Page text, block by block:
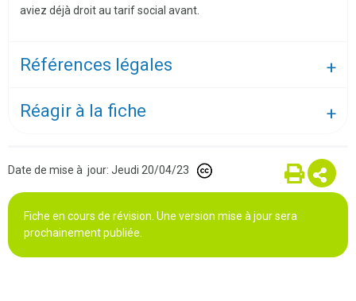
aviez déjà droit au tarif social avant.
Références légales
Réagir à la fiche
Date de mise à jour: Jeudi 20/04/23
Fiche en cours de révision. Une version mise à jour sera
prochainement publiée.